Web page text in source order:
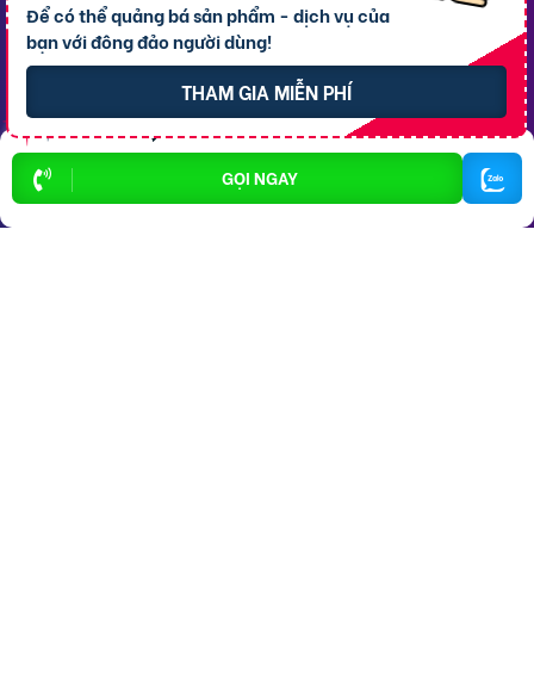
GỌI NGAY
Để có thể quảng bá sản phẩm - dịch vụ của
bạn với đông đảo người dùng!
THAM GIA MIỄN PHÍ
Bất động sản P. Cẩm Lệ
Bất động sản P. An Khê
Bất động sản P. Hòa Xuân